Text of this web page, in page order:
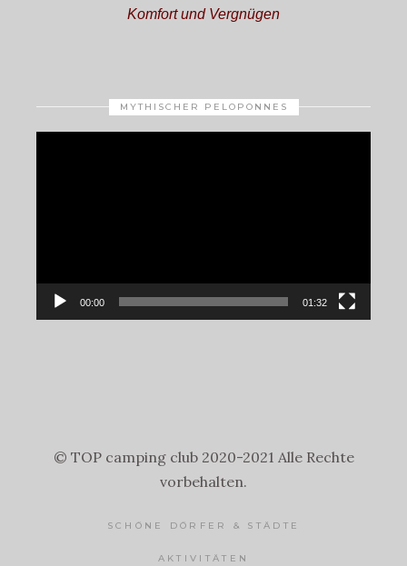
Komfort und Vergnügen
MYTHISCHER PELOPONNES
00:00 01:32
© TOP camping club 2020-2021 Alle Rechte
vorbehalten.
SCHÖNE DÖRFER & STÄDTE
AKTIVITÄTEN